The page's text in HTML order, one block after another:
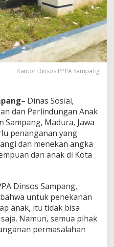
Kantor Dinsos PPPA Sampang
– Dinas Sosial,
dan Perlindungan Anak
Sampang, Madura, Jawa
penanganan yang
dan menekan angka
dan anak di Kota
Dinsos Sampang,
untuk penekanan
anak, itu tidak bisa
Namun, semua pihak
permasalahan